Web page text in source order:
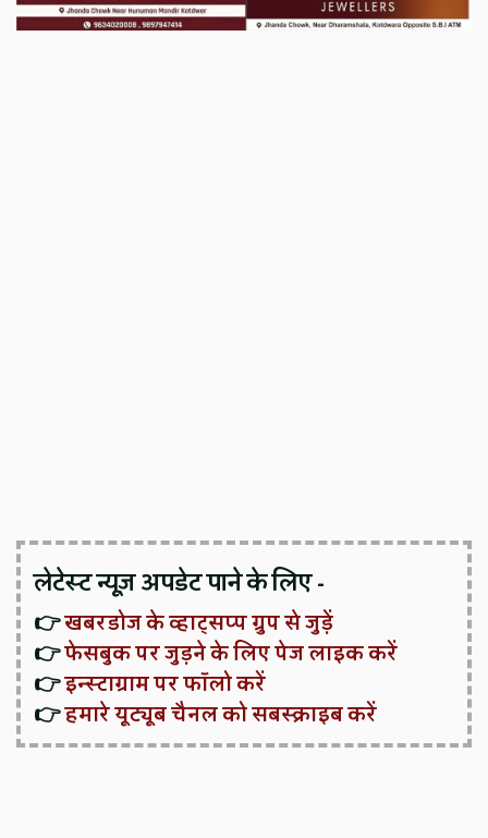
लेटेस्ट न्यूज़ अपडेट पाने के लिए -
👉खबरडोज के व्हाट्सप्प ग्रुप से जुड़ें
👉फेसबुक पर जुड़ने के लिए पेज लाइक करें
👉इन्स्टाग्राम पर फॉलो करें
👉हमारे यूट्यूब चैनल को सबस्क्राइब करें